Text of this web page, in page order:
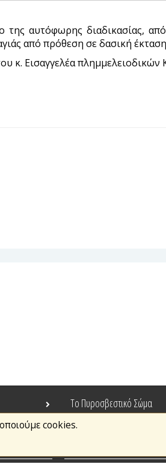
αυτόφωρης διαδικασίας,
από πρόθεση σε δασική
κ. Εισαγγελέα πλημμελειοδικών
cookies.
Το Πυροσβεστικό Σώμα
Τράπεζα Ιδεών